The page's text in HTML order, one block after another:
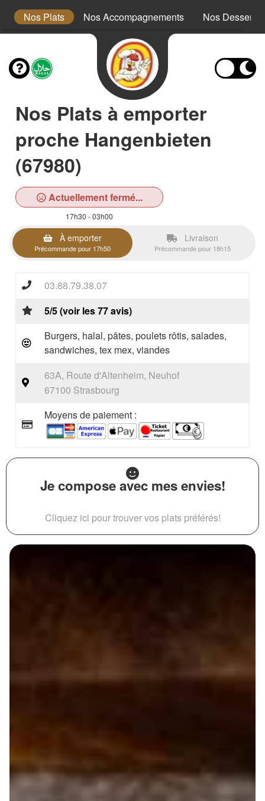
Nos Plats Nos Accompagnements Nos Desserts
Nos Plats à emporter
proche Hangenbieten
(67980)
Actuellement fermé...
17h30 - 03h00
À emporter
Précommande pour 17h50
Livraison
Précommande pour 18h15
03.88.79.38.07
5/5 (voir les 77 avis)
Burgers, halal, pâtes, poulets rôtis, salades,
sandwiches, tex mex, viandes
63A, Route d'Altenheim, Neuhof
67100 Strasbourg
Moyens de paiement :
Je compose avec mes envies!
Cliquez ici pour trouver vos plats préférés!